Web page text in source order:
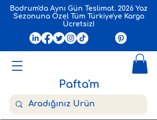
Pafta'm
Bodrum'da Aynı Gün Teslimat. 2026 Yaz
Sezonuna Özel Tüm Türkiye'ye Kargo
Ücretsiz!